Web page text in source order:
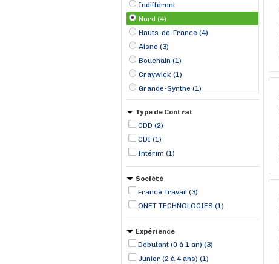
Indifférent
Nord (4)
Hauts-de-France (4)
Aisne (3)
Bouchain (1)
Craywick (1)
Grande-Synthe (1)
Type de Contrat
CDD (2)
CDI (1)
Intérim (1)
Société
France Travail (3)
ONET TECHNOLOGIES (1)
Expérience
Débutant (0 à 1 an) (3)
Junior (2 à 4 ans) (1)